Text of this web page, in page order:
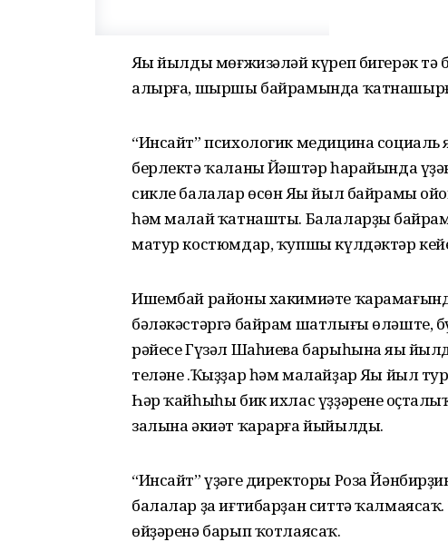
Яңы йылды мөғжизәләй күреп бигерәк тә
алырға, шыршы байрамында
“Инсайт” психологик медицина
берлектә ҡаланың Йәштәр һарайында
сикле балалар өсөн Яңы йыл байрамы
һәм малай ҡатнашты. Балаларҙың
матур костюмдар, ҡупшы күлдәктәр
Ишембай районы хакимиәте
бәләкәстәргә байрам шатлығы өләште,
рәйесе Гүзәл Шаһиева барыһына яңы
теләне .Ҡыҙҙар һәм малайҙар Яңы йыл
Һәр ҡайһыһы бик ихлас үҙҙәренең
залына әкиәт ҡарарға йыйылды.
“Инсайт” үҙәге директоры Роза
балалар ҙа иғтибарҙан ситтә
өйҙәренә барып ҡотлаясаҡ.